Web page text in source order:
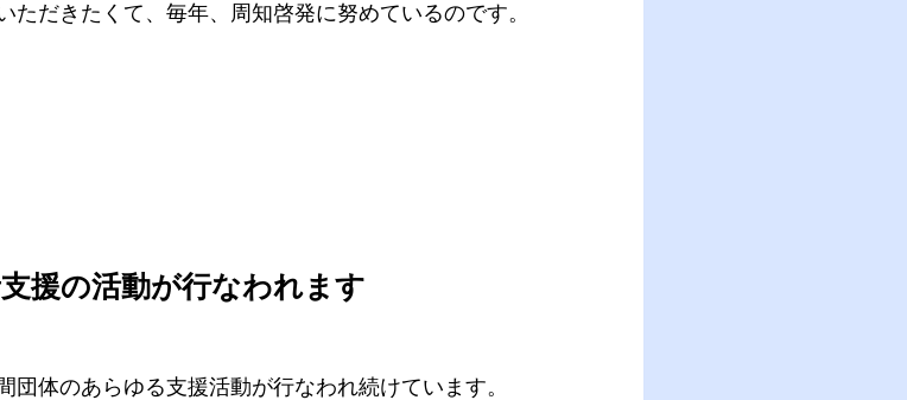
だきたくて、毎年、周知啓発に努めているのです。
援の活動が行なわれます
体のあらゆる支援活動が行なわれ続けています。